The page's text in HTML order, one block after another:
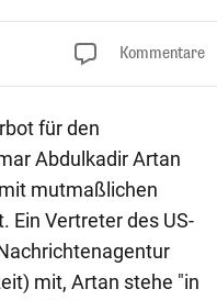
Kommentare
für den
Abdulkadir Artan
mutmaßlichen
Ein Vertreter des US-
mit, Artan stehe "in